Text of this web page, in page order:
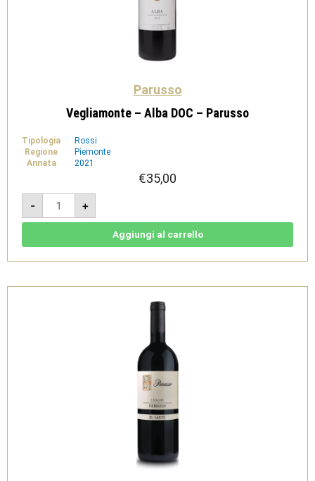
Parusso
Vegliamonte – Alba DOC – Parusso
Tipologia
Rossi
Regione
Piemonte
Annata
2021
€35,00
-
Vegliamonte
Alba
DOC
+
Aggiungi al carrello